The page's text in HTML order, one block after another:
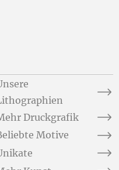
Druckgrafik
Motive